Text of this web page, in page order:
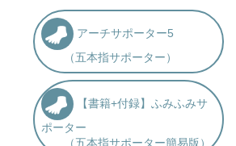
アーチサポーター5
（五本指サポーター）
【書籍+付録】ふみふみサ
ポーター
（五本指サポーター簡易版）